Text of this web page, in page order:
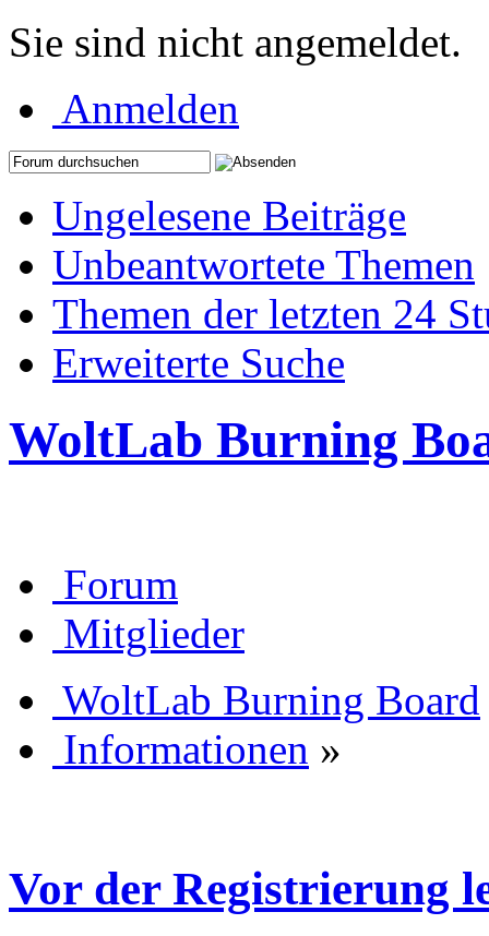
Sie sind nicht angemeldet.
Anmelden
Ungelesene Beiträge
Unbeantwortete Themen
Themen der letzten 24
Erweiterte Suche
WoltLab Burning
Forum
Mitglieder
WoltLab Burning Board
Informationen »
Vor der Registrierung